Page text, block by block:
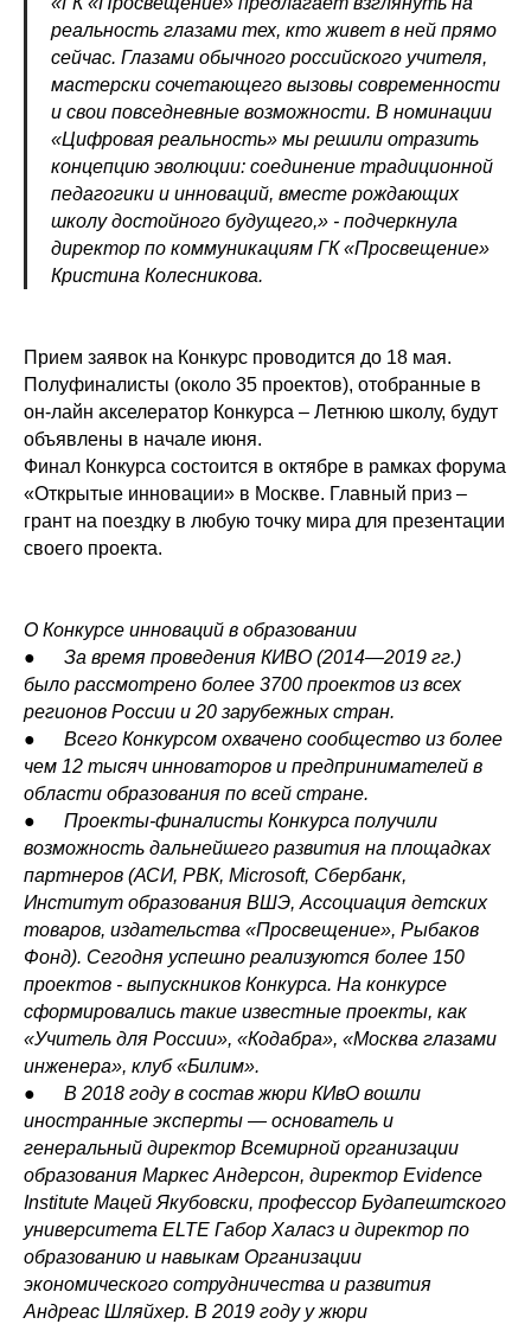
реальность глазами тех, кто живет в ней прямо
сейчас. Глазами обычного российского учителя,
мастерски сочетающего вызовы современности
и свои повседневные возможности. В номинации
«Цифровая реальность» мы решили отразить
концепцию эволюции: соединение традиционной
педагогики и инноваций, вместе рождающих
школу достойного будущего,» - подчеркнула
директор по коммуникациям ГК «Просвещение»
Кристина Колесникова.
Прием заявок на Конкурс проводится до 18 мая.
Полуфиналисты (около 35 проектов), отобранные в
он-лайн акселератор Конкурса – Летнюю школу, будут
объявлены в начале июня.
Финал Конкурса состоится в октябре в рамках форума
«Открытые инновации» в Москве. Главный приз –
грант на поездку в любую точку мира для презентации
своего проекта.
О Конкурсе инноваций в образовании
● За время проведения КИВО (2014―2019 гг.)
было рассмотрено более 3700 проектов из всех
регионов России и 20 зарубежных стран.
● Всего Конкурсом охвачено сообщество из более
чем 12 тысяч инноваторов и предпринимателей в
области образования по всей стране.
● Проекты-финалисты Конкурса получили
возможность дальнейшего развития на площадках
партнеров (АСИ, РВК, Microsoft, Сбербанк,
Институт образования ВШЭ, Ассоциация детских
товаров, издательства «Просвещение», Рыбаков
Фонд). Сегодня успешно реализуются более 150
проектов - выпускников Конкурса. На конкурсе
сформировались такие известные проекты, как
«Учитель для России», «Кодабра», «Москва глазами
инженера», клуб «Билим».
● В 2018 году в состав жюри КИвО вошли
иностранные эксперты — основатель и
генеральный директор Всемирной организации
образования Маркес Андерсон, директор Evidence
Institute Мацей Якубовски, профессор Будапештского
университета ELTE Габор Халасз и директор по
образованию и навыкам Организации
экономического сотрудничества и развития
Андреас Шляйхер. В 2019 году у жюри